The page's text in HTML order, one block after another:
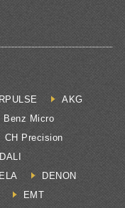
AKG
Benz Micro
CH Precision
DALI
DENON
EMT